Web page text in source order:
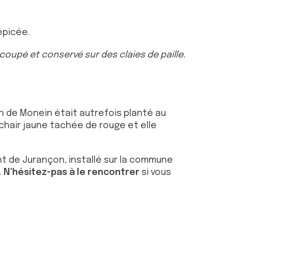
et conservé sur des claies de paille.
de Monein était autrefois planté au
jaune tachée de rouge et elle
Jurançon, installé sur la commune
N'hésitez-pas à le rencontrer si vous